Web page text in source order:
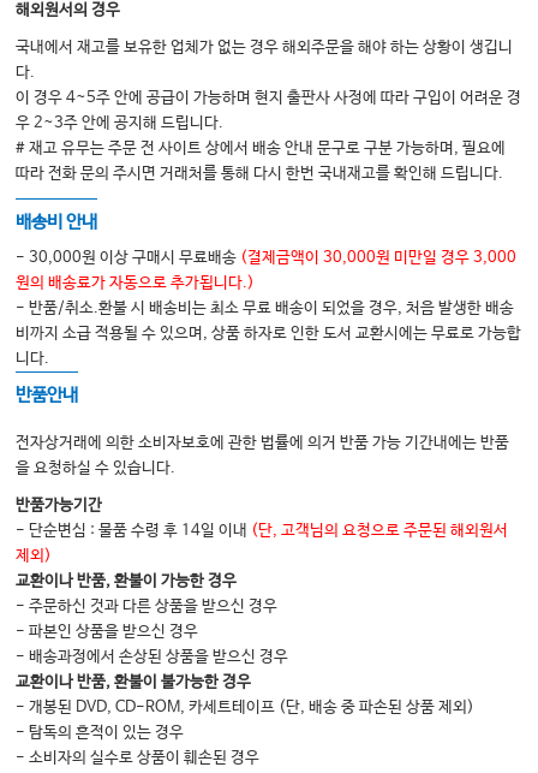
실수에서 배우기, 창피함을 기회로
유독 크게 느껴지는 나의 부족함
뒷담화의 두 얼굴
반복되는 일상을 견디는 법
목표에 올인해라! 그래도 안 되면 방향을 바꿔라
내가 나를 존중하는 법, 힘들면 떠나기
지나친 호의를 경계해야 하는 이유
작은 안부
삶을 풍요롭게 하는 것들에 대해
진정한 도움이 필요한 친구에게
사람을 판단하는 방법 I
사람을 판단하는 방법 Ⅱ
사람을 판단하는 방법 Ⅲ
사람을 판단하는 방법 Ⅳ
무언가 결정하기에 앞서서
어떤 일을 잘 해내려면
리더의 역할과 책임
타이밍
준비된 사람
해외원서의 경우
국내에서 재고를 보유한 업체가 없는 경우 해외주문을 해야 하는 상황이 생깁니
다.
이 경우 4~5주 안에 공급이 가능하며 현지 출판사 사정에 따라 구입이 어려운 경
우 2~3주 안에 공지해 드립니다.
# 재고 유무는 주문 전 사이트 상에서 배송 안내 문구로 구분 가능하며, 필요에
따라 전화 문의 주시면 거래처를 통해 다시 한번 국내재고를 확인해 드립니다.
배송비 안내
- 30,000원 이상 구매시 무료배송 (결제금액이 30,000원 미만일 경우 3,000
원의 배송료가 자동으로 추가됩니다.)
- 반품/취소.환불 시 배송비는 최소 무료 배송이 되었을 경우, 처음 발생한 배송
비까지 소급 적용될 수 있으며, 상품 하자로 인한 도서 교환시에는 무료로 가능합
니다.
반품안내
전자상거래에 의한 소비자보호에 관한 법률에 의거 반품 가능 기간내에는 반품
을 요청하실 수 있습니다.
반품가능기간
- 단순변심 : 물품 수령 후 14일 이내 (단, 고객님의 요청으로 주문된 해외원서
제외)
교환이나 반품, 환불이 가능한 경우
- 주문하신 것과 다른 상품을 받으신 경우
- 파본인 상품을 받으신 경우
- 배송과정에서 손상된 상품을 받으신 경우
교환이나 반품, 환불이 불가능한 경우
- 개봉된 DVD, CD-ROM, 카세트테이프 (단, 배송 중 파손된 상품 제외)
- 탐독의 흔적이 있는 경우
- 소비자의 실수로 상품이 훼손된 경우